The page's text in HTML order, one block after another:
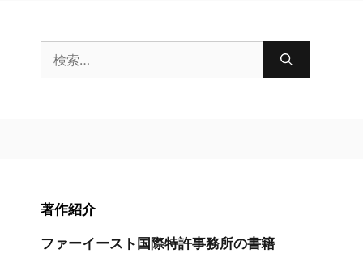
索:
著作紹介
ファーイースト国際特許事務所の書籍